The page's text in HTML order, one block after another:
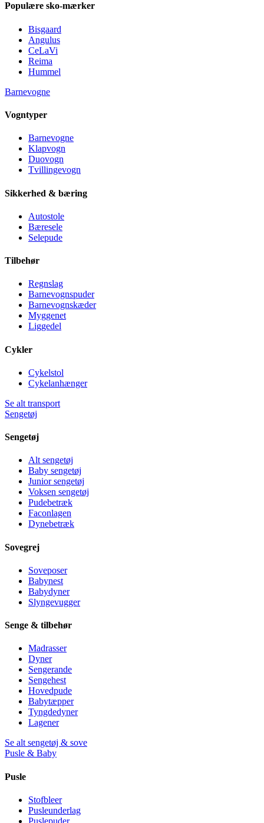
Populære sko-mærker
Bisgaard
Angulus
CeLaVi
Reima
Hummel
Barnevogne
Vogntyper
Barnevogne
Klapvogn
Duovogn
Tvillingevogn
Sikkerhed & bæring
Autostole
Bæresele
Selepude
Tilbehør
Regnslag
Barnevognspuder
Barnevognskæder
Myggenet
Liggedel
Cykler
Cykelstol
Cykelanhænger
Se alt transport
Sengetøj
Sengetøj
Alt sengetøj
Baby sengetøj
Junior sengetøj
Voksen sengetøj
Pudebetræk
Faconlagen
Dynebetræk
Sovegrej
Soveposer
Babynest
Babydyner
Slyngevugger
Senge & tilbehør
Madrasser
Dyner
Sengerande
Sengehest
Hovedpude
Babytæpper
Tyngdedyner
Lagener
Se alt sengetøj & sove
Pusle & Baby
Pusle
Stofbleer
Pusleunderlag
Puslepuder